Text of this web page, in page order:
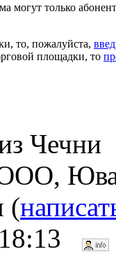
могут только
то, пожалуйста,
площадки, то
Чечни
(